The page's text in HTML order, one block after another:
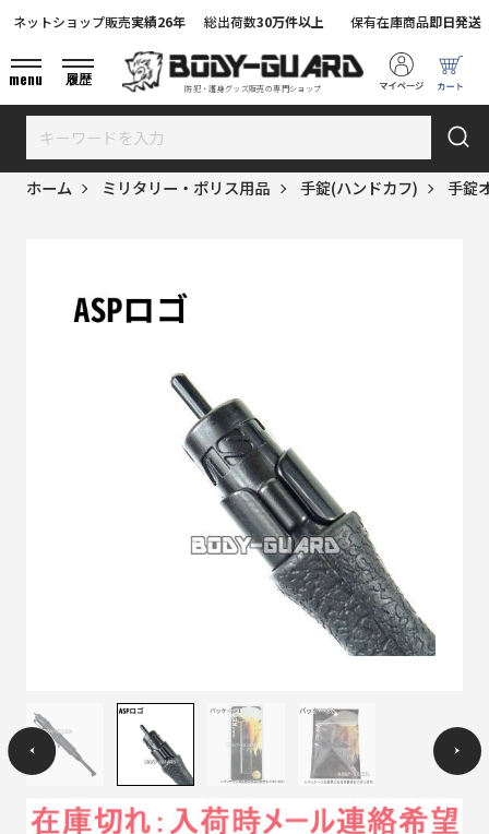
防犯・護身グッズ販売の専門ショップ
ネットショップ販売実績26年 総出荷数30万件以上 保有在庫商品即日発送
menu 履歴
ホーム ミリタリー・ポリス用品 手錠(ハンドカフ) 手錠